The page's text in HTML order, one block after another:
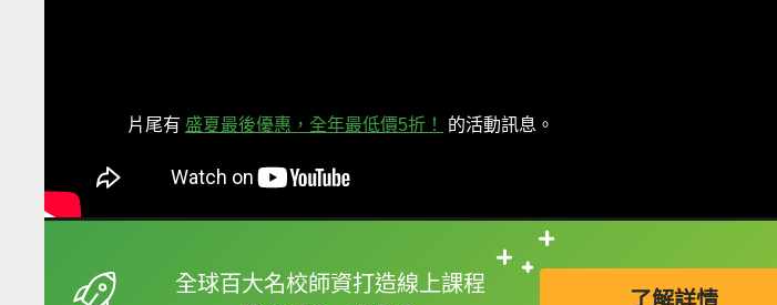
片尾有 盛夏最後優惠，全年最低價5折！ 的活動訊息。
全球百大名校師資打造線上課程
框選或點兩下字幕可以直接查字典喔！